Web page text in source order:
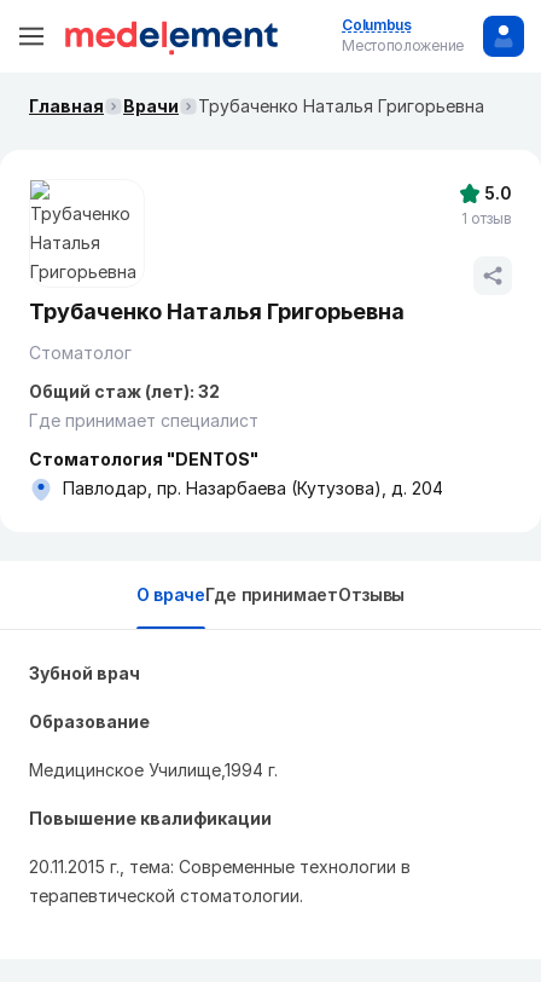
Columbus
Местоположение
Главная Врачи Трубаченко Наталья Григорьевна
Трубаченко Наталья Григорьевна
Стоматолог
Общий стаж (лет): 32
Где принимает специалист
Стоматология "DENTOS"
Павлодар, пр. Назарбаева (Кутузова), д. 204
5.0
1 отзыв
О врачеГде принимаетОтзывы
Зубной врач
Образование
Медицинское Училище,1994 г.
Повышение квалификации
20.11.2015 г., тема: Современные технологии в
терапевтической стоматологии.